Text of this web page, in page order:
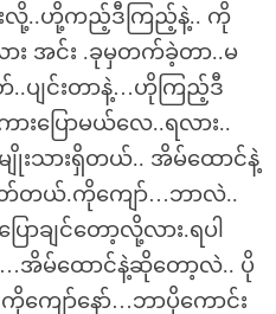
လို့..ဟို့ကည့်ဒီကြည့်နဲ့.. ကို
ား အင်း .ခုမှတက်ခဲ့တာ..မ
ပျင်းတာနဲ့…ဟိုကြည့်ဒီ
းပြောမယ်လေ..ရလား..
ျိုးသားရှိတယ်.. အိမ်ထောင်နဲ့
တ်တယ်.ကိုကျော်…ဘာလဲ..
ာချင်တော့လို့လား.ရပါ
အိမ်ထောင်နဲ့ဆိုတော့လဲ.. ပို
ကျော်နော်…ဘာပိုကောင်း